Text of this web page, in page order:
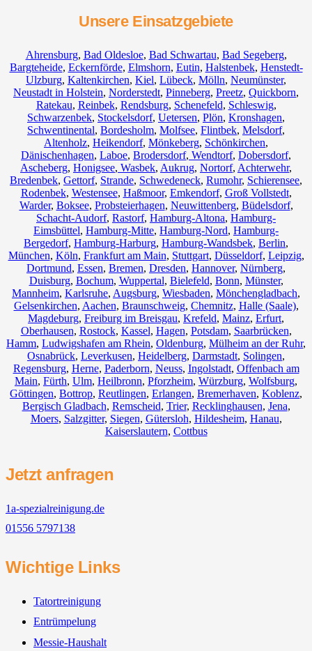
Unsere Einsatzgebiete
Ahrensburg, Bad Oldesloe, Bad Schwartau, Bad Segeberg,
Bargteheide, Eckernförde, Elmshorn, Eutin, Halstenbek, Henstedt-
Ulzburg, Kaltenkirchen, Kiel, Lübeck, Mölln, Neumünster,
Neustadt in Holstein, Norderstedt, Pinneberg, Preetz, Quickborn,
Ratekau, Reinbek, Rendsburg, Schenefeld, Schleswig,
Schwarzenbek, Stockelsdorf, Uetersen, Plön, Kronshagen,
Schwentinental, Bordesholm, Molfsee, Flintbek, Melsdorf,
Altenholz, Heikendorf, Mönkeberg, Schönkirchen,
Dänischenhagen, Laboe, Brodersdorf, Wendtorf, Dobersdorf,
Ascheberg, Honigsee, Wasbek, Aukrug, Nortorf, Achterwehr,
Bredenbek, Gettorf, Strande, Schwedeneck, Rumohr, Schierensee,
Rodenbek, Westensee, Haßmoor, Emkendorf, Groß Vollstedt,
Warder, Boksee, Probsteierhagen, Neuwittenberg, Büdelsdorf,
Schacht-Audorf, Rastorf, Hamburg-Altona, Hamburg-
Eimsbüttel, Hamburg-Mitte, Hamburg-Nord, Hamburg-
Bergedorf, Hamburg-Harburg, Hamburg-Wandsbek, Berlin,
München, Köln, Frankfurt am Main, Stuttgart, Düsseldorf, Leipzig,
Dortmund, Essen, Bremen, Dresden, Hannover, Nürnberg,
Duisburg, Bochum, Wuppertal, Bielefeld, Bonn, Münster,
Mannheim, Karlsruhe, Augsburg, Wiesbaden, Mönchengladbach,
Gelsenkirchen, Aachen, Braunschweig, Chemnitz⁠, Halle (Saale),
Magdeburg, Freiburg im Breisgau, Krefeld, Mainz, Erfurt,
Oberhausen, Rostock, Kassel, Hagen, Potsdam, Saarbrücken,
Hamm, Ludwigshafen am Rhein, Oldenburg, Mülheim an der Ruhr,
Osnabrück, Leverkusen, Heidelberg, Darmstadt, Solingen,
Regensburg, Herne, Paderborn, Neuss, Ingolstadt, Offenbach am
Main, Fürth, Ulm, Heilbronn, Pforzheim, Würzburg, Wolfsburg,
Göttingen, Bottrop, Reutlingen, Erlangen, Bremerhaven, Koblenz,
Bergisch Gladbach, Remscheid, Trier, Recklinghausen, Jena,
Moers, Salzgitter, Siegen, Gütersloh, Hildesheim, Hanau,
Kaiserslautern, Cottbus
Jetzt anfragen
1a-spezialreinigung.de
01556 5797138
Wichtige Links
Tatortreinigung
Entrümpelung
Messie-Haushalt